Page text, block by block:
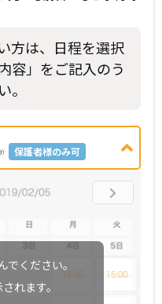
方は、日程を選択
容」をご記入のう
。
) 保護者様のみ可
でください。
れます。